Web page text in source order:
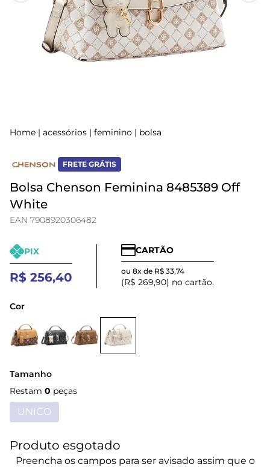
Home | acessórios | feminino | bolsa
FRETE GRÁTIS
Bolsa Chenson Feminina 8485389 Off
White
EAN 7908920306482
PIX
R$ 256,40
CARTÃO
ou 8x de R$ 33,74
(R$ 269,90) no cartão.
Cor
Tamanho
Restam 0 peças
UNICO
Produto esgotado
Preencha os campos para ser avisado assim que o